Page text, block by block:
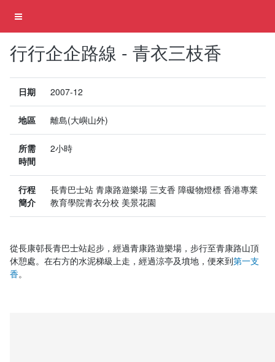
行行企企路線 - 青衣三枝香
日期 2007-12
地區 離島(大嶼山外)
所需
時間
2小時
行程
簡介
長青巴士站 青康路遊樂場 三支香 障礙物燈標 香港專業
教育學院青衣分校 美景花園
從長康邨長青巴士站起步，經過青康路遊樂場，步行至青康路山頂
休憩處。在右方的水泥梯級上走，經過涼亭及墳地，便來到第一支
香。